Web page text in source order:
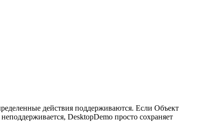
действия поддерживаются. Если Объект
DesktopDemo просто сохраняет